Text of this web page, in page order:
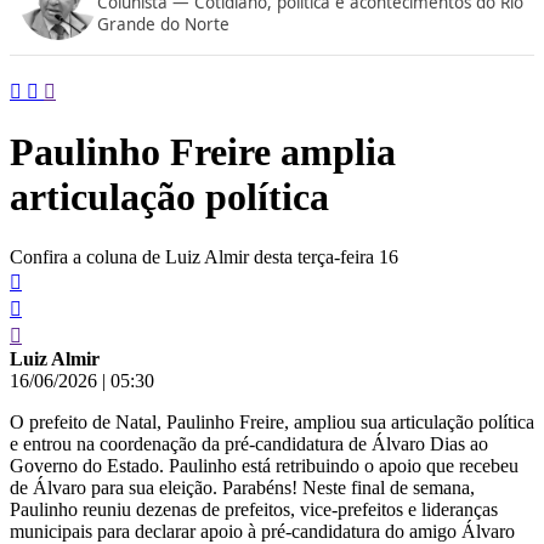
conteúdo
Grande do Norte
Paulinho Freire amplia
articulação política
Confira a coluna de Luiz Almir desta terça-feira 16
Luiz Almir
16/06/2026 | 05:30
O prefeito de Natal, Paulinho Freire, ampliou sua articulação política
e entrou na coordenação da pré-candidatura de Álvaro Dias ao
Governo do Estado. Paulinho está retribuindo o apoio que recebeu
de Álvaro para sua eleição. Parabéns! Neste final de semana,
Paulinho reuniu dezenas de prefeitos, vice-prefeitos e lideranças
municipais para declarar apoio à pré-candidatura do amigo Álvaro